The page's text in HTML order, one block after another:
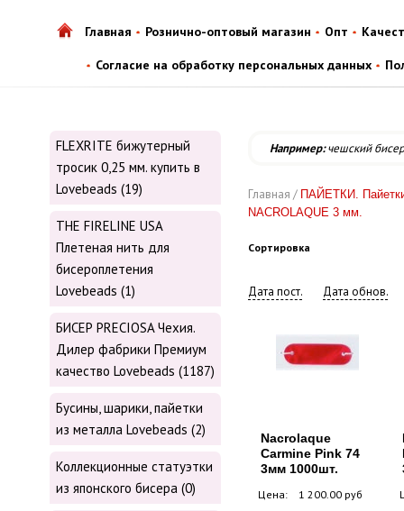
Главная Рознично-оптовый магазин Опт
Согласие на обработку персональных данных
FLEXRITE бижутерный
тросик 0,25 мм. купить в
Lovebeads (19)
THE FIRELINE USA
Плетеная нить для
бисероплетения
Lovebeads (1)
БИСЕР PRECIOSA Чехия.
Дилер фабрики Премиум
качество Lovebeads (1187)
Бусины, шарики, пайетки
из металла Lovebeads (2)
Коллекционные статуэтки
из японского бисера (0)
Например:чешский бисер
Главная / ПАЙЕТКИ.
NACROLAQUE 3 мм.
Сортировка
Дата пост. Дата обнов.
Nacrolaque
Carmine Pink 74
3мм 1000шт.
Цена: 1 200.00 руб